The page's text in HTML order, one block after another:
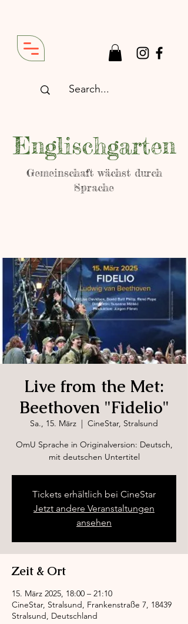
Englischgarten
Gemeinschaft wächst durch
Sprache
Live from the Met:
Beethoven "Fidelio"
Sa., 15. März
  |
CineStar, Stralsund
OmU Sprache in Originalversion: Deutsch,
mit deutschen Untertitel
Tickets erhältlich bei CineStar
Jetzt andere Veranstaltungen
ansehen
Zeit & Ort
15. März 2025, 18:00 – 21:10
CineStar, Stralsund, Frankenstraße 7, 18439
Stralsund, Deutschland